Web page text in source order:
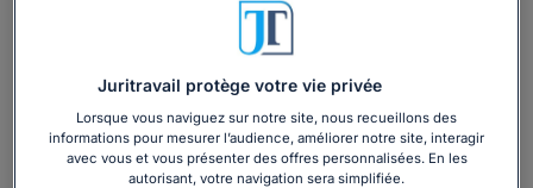
Vous souhaitez une consultation par
téléphone ?
Juritravail protège votre vie privée
Lorsque vous naviguez sur notre site, nous recueillons des
informations pour mesurer l’audience, améliorer notre site, interagir
avec vous et vous présenter des offres personnalisées. En les
autorisant, votre navigation sera simplifiée.